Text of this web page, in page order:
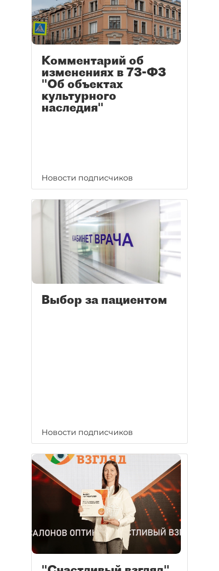
Комментарий об
изменениях в 73-ФЗ
"Об объектах
культурного
наследия"
Новости подписчиков
Выбор за пациентом
Новости подписчиков